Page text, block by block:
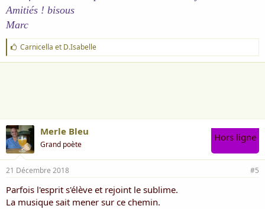
Amitiés ! bisous
Marc
J
'
a
Carnicella et D.Isabelle
Merle Bleu
Grand poète
Hors ligne
21 Décembre 2018 #5
Parfois l'esprit s'élève et rejoint le sublime.
La musique sait mener sur ce chemin.